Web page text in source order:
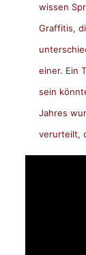
wissen
Graffitis,
einer. Ein
sein
Jahres
verurteilt,